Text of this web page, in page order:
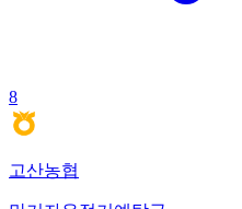
8
고산농협